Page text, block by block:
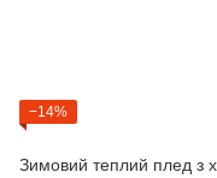
−14%
Зимовий теплий плед з